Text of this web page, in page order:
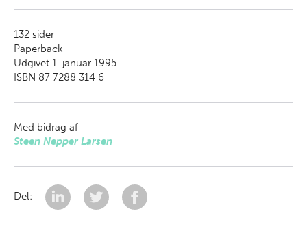
132 sider
Paperback
Udgivet 1. januar 1995
ISBN 87 7288 314 6
Med bidrag af
Steen Nepper Larsen
Del: